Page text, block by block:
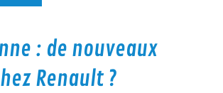
: de nouveaux
Renault ?